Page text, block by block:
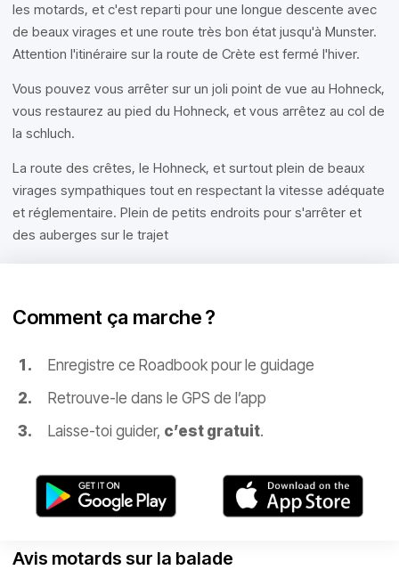
les motards, et c'est reparti pour une longue descente avec
de beaux virages et une route très bon état jusqu'à Munster.
Attention l'itinéraire sur la route de Crète est fermé l'hiver.
Vous pouvez vous arrêter sur un joli point de vue au Hohneck,
vous restaurez au pied du Hohneck, et vous arrêtez au col de
la schluch.
La route des crêtes, le Hohneck, et surtout plein de beaux
virages sympathiques tout en respectant la vitesse adéquate
et réglementaire. Plein de petits endroits pour s'arrêter et
des auberges sur le trajet
Comment ça marche ?
Enregistre ce Roadbook pour le guidage
Retrouve-le dans le GPS de l’app
Laisse-toi guider, c’est gratuit.
Avis motards sur la balade